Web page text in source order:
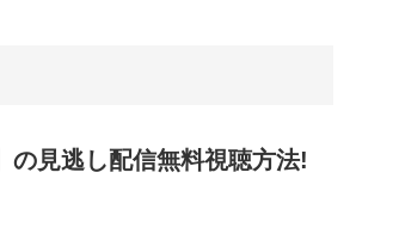
の見逃し配信無料視聴方法!